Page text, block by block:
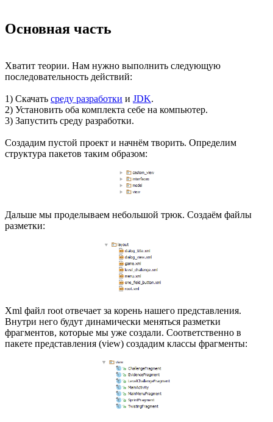
Основная часть
Хватит теории. Нам нужно выполнить следующую
последовательность действий:
1) Скачать среду разработки и JDK.
2) Установить оба комплекта себе на компьютер.
3) Запустить среду разработки.
Создадим пустой проект и начнём творить. Определим
структура пакетов таким образом:
Дальше мы проделываем небольшой трюк. Создаём файлы
разметки:
Xml файл root отвечает за корень нашего представления.
Внутри него будут динамически меняться разметки
фрагментов, которые мы уже создали. Соответственно в
пакете представления (view) создадим классы фрагменты: